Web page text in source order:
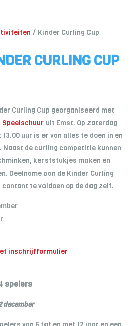
Kinder Curling Cup
CURLING CUP
Curling Cup georganiseerd met
Speelschuur uit Emst. Op zaterdag
uur is er van alles te doen in en
Naast de curling competitie kunnen
kerststukjes maken en
Deelname aan de Kinder Curling
contant te voldoen op de dag zelf.
inschrijfformulier
spelers
december